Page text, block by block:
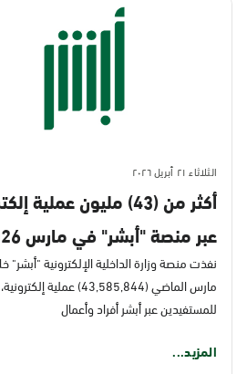
الثلاثاء ٢١ أبريل ٢٠٢٦
أكثر من (43) مليون عملية
عبر منصة "أبشر" في مارس 2026م
نفذت منصة وزارة الداخلية الإلكترونية "أبشر"
مارس الماضي (43,585,844) عملية إلكترونية،
للمستفيدين عبر أبشر أفراد وأعمال
المزيد...